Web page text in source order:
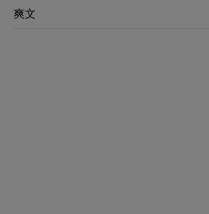
爽文